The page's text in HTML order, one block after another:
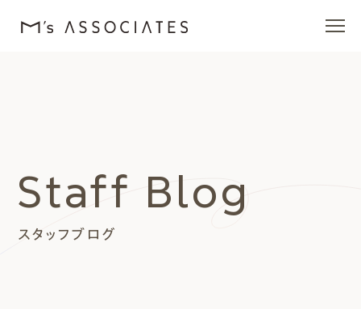
エムズを愛する人たち
施工事例
スタッフブログ
Staff Blog